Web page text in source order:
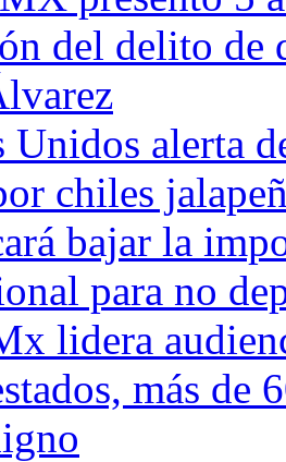
del delito de
Unidos alerta
chiles
bajar la
para no
lidera
más de